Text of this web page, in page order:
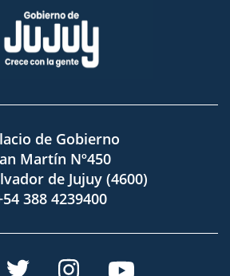
de Gobierno
Martín Nº450
de Jujuy (4600)
388 4239400